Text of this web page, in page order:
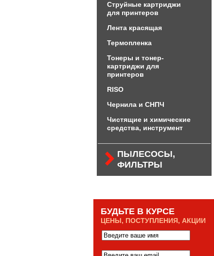
Струйные картриджи
для принтеров
Лента красящая
Термопленка
Тонеры и тонер-
картриджи для
принтеров
RISO
Чернила и СНПЧ
Чистящие и химические
средства, инструмент
ПЫЛЕСОСЫ,
ФИЛЬТРЫ
БУДЬТЕ В КУРСЕ
ЦЕНЫ, ПОСТУПЛЕНИЯ, АКЦИИ